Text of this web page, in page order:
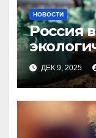
НОВОСТИ
Россия
ДЕК 9, 2025